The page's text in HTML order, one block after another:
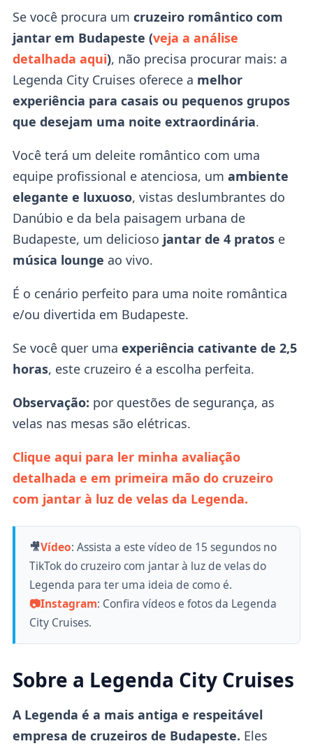
Se você procura um cruzeiro romântico com
jantar em Budapeste (veja a análise
detalhada aqui), não precisa procurar mais: a
Legenda City Cruises oferece a melhor
experiência para casais ou pequenos grupos
que desejam uma noite extraordinária.
Você terá um deleite romântico com uma
equipe profissional e atenciosa, um ambiente
elegante e luxuoso, vistas deslumbrantes do
Danúbio e da bela paisagem urbana de
Budapeste, um delicioso jantar de 4 pratose
música lounge ao vivo.
É o cenário perfeito para uma noite romântica
e/ou divertida em Budapeste.
Se você quer uma experiência cativante de 2,5
horas, este cruzeiro é a escolha perfeita.
Observação: por questões de segurança, as
velas nas mesas são elétricas.
Clique aqui para ler minha avaliação
detalhada e em primeira mão do cruzeiro
com jantar à luz de velas da Legenda.
🎥Vídeo: Assista a este vídeo de 15 segundos no
TikTok do cruzeiro com jantar à luz de velas do
Legenda para ter uma ideia de como é.
📷Instagram: Confira vídeos e fotos da Legenda
City Cruises.
Sobre a Legenda City Cruises
A Legenda é a mais antiga e respeitável
empresa de cruzeiros de Budapeste. Eles